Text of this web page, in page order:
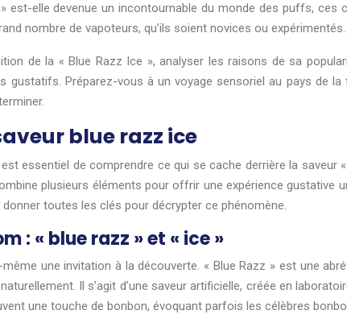
est-elle devenue un incontournable du monde des puffs,
nombre de vapoteurs, qu’ils soient novices ou expérimentés.
de la « Blue Razz Ice », analyser les raisons de sa
gustatifs. Préparez-vous à un voyage sensoriel au pays de
blue razz ice
essentiel de comprendre ce qui se cache derrière la saveur
plusieurs éléments pour offrir une expérience
toutes les clés pour décrypter ce phénomène.
: « blue razz » et « ice »
une invitation à la découverte. « Blue Razz » est une
Il s’agit d’une saveur artificielle, créée en
une touche de bonbon, évoquant parfois les célèbres